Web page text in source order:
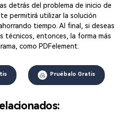
detrás del problema de inicio de
permitirá utilizar la solución
tiempo. Al final, si deseas
entonces, la forma más
como PDFelement.
Pruébalo Gratis